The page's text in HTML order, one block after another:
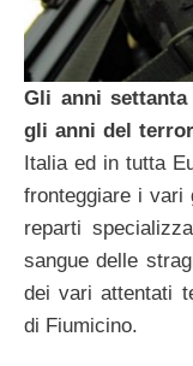
Gli anni
gli anni del
Italia ed in tutta
fronteggiare i vari
reparti
sangue delle
dei vari attentati
di Fiumicino.